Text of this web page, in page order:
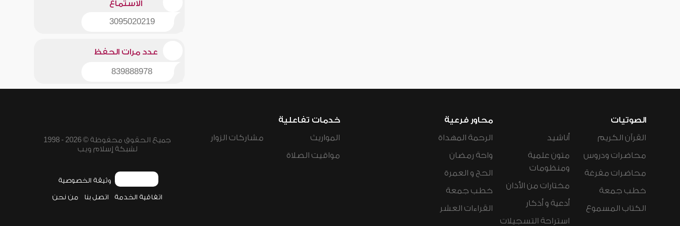
الاستماع
3095020219
عدد مرات الحفظ
839888978
الصوتيات
القرآن الكريم
محاضرات ودروس
محاضرات مفرغة
خطب جمعة
الكتاب المسموع
أناشيد
متون علمية
ومنظومات
مختارات من الأذان
أدعية و أذكار
استراحة التسجيلات
محاور فرعية
الرحمة المهداة
واحة رمضان
الحج و العمرة
خطب جمعة
القراءات العشر
خدمات تفاعلية
المواريث
مواقيت الصلاة
مشاركات الزوار
جميع الحقوق محفوظة © 2026 - 1998
لشبكة إسلام ويب
وثيقة الخصوصية
اتفاقية الخدمة اتصل بنا من نحن